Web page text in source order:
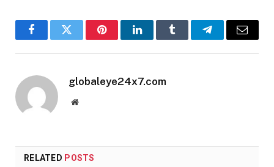
FacebookTwitter PinterestLinkedInTumblr TelegramEmail
globaleye24x7.com
Website
RELATED POSTS